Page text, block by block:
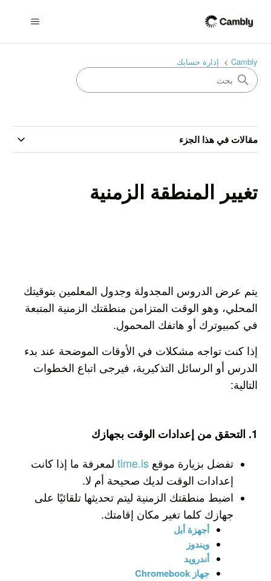
Cambly إدارة حسابك
مقالات في هذا الجزء
تغيير المنطقة الزمنية
يتم عرض الدروس المجدولة وجدول المعلمين بتوقيتك
المحلي، وهو الوقت المتزامن منطقتك الزمنية المتبعة
في كمبيوترك أو هاتفك المحمول.
إذا كنت تواجه مشكلات في الأوقات الموضحة عند بدء
الدرس أو الرسائل التذكيرية، فيرجى اتباع الخطوات
التالية:
1. التحقق من إعدادات الوقت بجهازك
تفضل بزيارة موقعtime.is لمعرفة ما إذا كانت
إعدادات الوقت لديك صحيحة أم لا.
اضبط منطقتك الزمنية ليتم تحديثها تلقائيًا على
جهازك كلما تغير مكان إقامتك.
أجهزة أبل
ويندوز
أندرويد
جهاز Chromebook